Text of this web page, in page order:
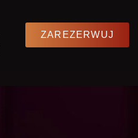
ZAREZERWUJ